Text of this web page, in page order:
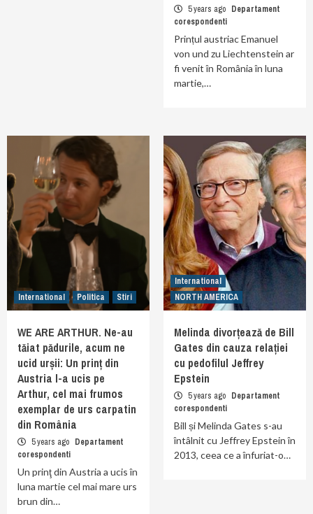
5 years ago Departament
corespondenti
Prințul austriac Emanuel
von und zu Liechtenstein ar
fi venit în România în luna
martie,…
International Politica Stiri
WE ARE ARTHUR. Ne-au
tăiat pădurile, acum ne
ucid urșii: Un prinț din
Austria l-a ucis pe
Arthur, cel mai frumos
exemplar de urs carpatin
din România
5 years ago Departament
corespondenti
Un prinţ din Austria a ucis în
luna martie cel mai mare urs
brun din…
International
NORTH AMERICA
Melinda divorțează de Bill
Gates din cauza relației
cu pedofilul Jeffrey
Epstein
5 years ago Departament
corespondenti
Bill și Melinda Gates s-au
întâlnit cu Jeffrey Epstein în
2013, ceea ce a înfuriat-o…